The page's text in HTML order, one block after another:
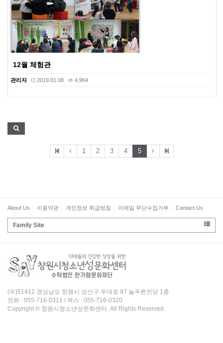
12월 체험관
관리자 2019.01.08 4,964
1 2 3 4 5
About Us 이용약관 개인정보 취급방침 이메일 무단수집거부 Contact Us
Family Site
(우)51412 경상남도 창원시 성산구 두대로 97 늘푸른전당 1층
전화 : 055-716-0311 / 팩스 : 055-716-0320
Copyright © 창원시청소년성문화센터. All Rights Reserved.